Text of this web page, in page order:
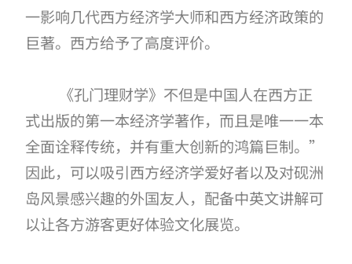
一影响几代西方经济学大师和西方经济政策的
巨著。西方给予了高度评价。
《孔门理财学》不但是中国人在西方正
式出版的第一本经济学著作，而且是唯一一本
全面诠释传统，并有重大创新的鸿篇巨制。 ”
因此，可以吸引西方经济学爱好者以及对砚洲
岛风景感兴趣的外国友人，配备中英文讲解可
以让各方游客更好体验文化展览。